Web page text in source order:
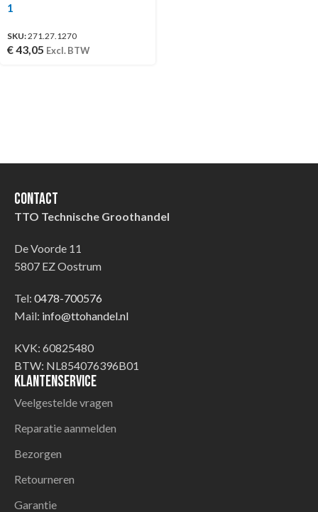
1
SKU:271.27.1270
€43,05 Excl. BTW
Contact
TTO Technische Groothandel
De Voorde 11
5807 EZ Oostrum
Tel: 0478-700576
Mail: info@ttohandel.nl
KVK: 60825480
BTW: NL854076396B01
Klantenservice
Veelgestelde vragen
Reparatie aanmelden
Bezorgen
Retourneren
Garantie